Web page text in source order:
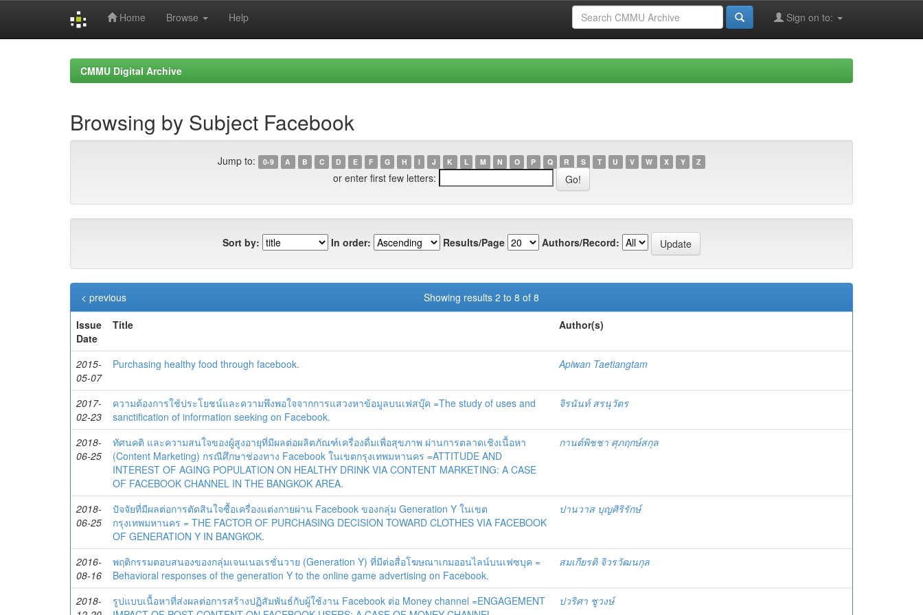
Home Browse Help Sign on to:
CMMU Digital Archive
Browsing by Subject Facebook
Jump to: 0-9 A B C D E F G H I J K L M N O P Q R S T U V W X Y Z
or enter first few letters:
Sort by: In order: Results/Page Authors/Record:
Showing results 2 to 8 of 8
< previous
Issue
Date
Title Author(s)
2015-
05-07
Purchasing healthy food through facebook. Apiwan Taetiangtam
2017-
02-23
ความต้องการใช้ประโยชน์และความพึงพอใจจากการแสวงหาข้อมูลบนเฟสบุ๊ค =The study of uses and
sanctification of information seeking on Facebook.
จิรนันท์ สรนุวัตร
2018-
06-25
ทัศนคติ และความสนใจของผู้สูงอายุที่มีผลต่อผลิตภัณฑ์เครื่องดื่มเพื่อสุขภาพ ผ่านการตลาดเชิงเนื้อหา
(Content Marketing) กรณีศึกษาช่องทาง Facebook ในเขตกรุงเทพมหานคร =ATTITUDE AND
INTEREST OF AGING POPULATION ON HEALTHY DRINK VIA CONTENT MARKETING: A CASE
OF FACEBOOK CHANNEL IN THE BANGKOK AREA.
กานต์พิชชา ศุภฤกษ์สกุล
2018-
06-25
ปัจจัยที่มีผลต่อการตัดสินใจซื้อเครื่องแต่งกายผ่าน Facebook ของกลุ่ม Generation Y ในเขต
กรุงเทพมหานคร = THE FACTOR OF PURCHASING DECISION TOWARD CLOTHES VIA FACEBOOK
OF GENERATION Y IN BANGKOK.
ปานวาส บุญศิริรักษ์
2016-
08-16
พฤติกรรมตอบสนองของกลุ่มเจนเนอเรชั่นวาย (Generation Y) ที่มีต่อสื่อโฆษณาเกมออนไลน์บนเฟซบุค =
Behavioral responses of the generation Y to the online game advertising on Facebook.
สมเกียรติ จิวรวัฒนกุล
2018-
รูปแบบเนื้อหาที่ส่งผลต่อการสร้างปฏิสัมพันธ์กับผู้ใช้งาน Facebook ต่อ Money channel =ENGAGEMENT
ปวริศา ชูวงษ์